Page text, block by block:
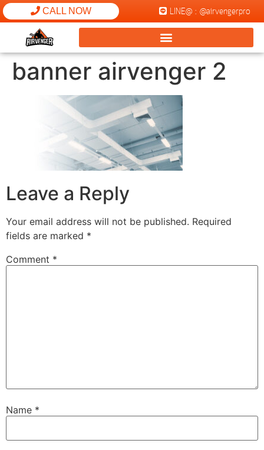
CALL NOW LINE@ : @airvengerpro
banner airvenger 2
Leave a Reply
Your email address will not be published. Required
fields are marked *
Comment *
Name *